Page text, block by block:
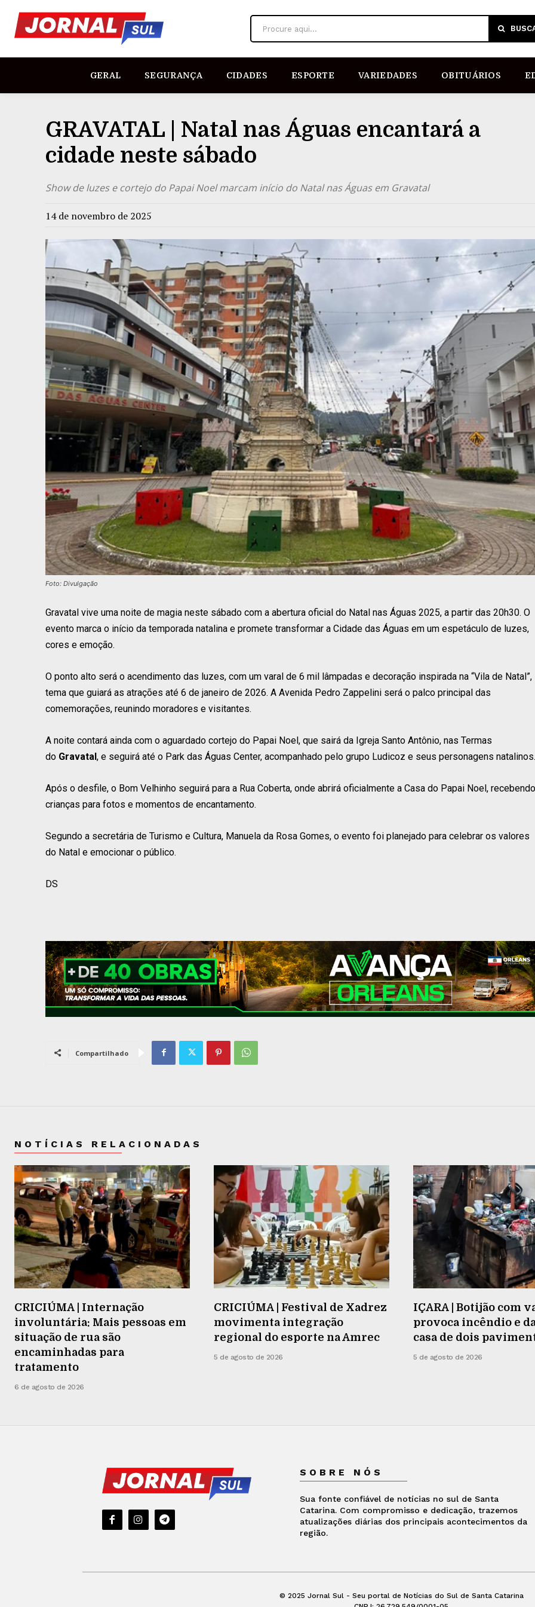
Procure aqui...
GERAL SEGURANÇA CIDADES ESPORTE VARIEDADES OBITUÁRIOS
GRAVATAL | Natal nas Águas encantará a
cidade neste sábado
Show de luzes e cortejo do Papai Noel marcam início do Natal nas Águas em Gravatal
14 de novembro de 2025
Foto: Divulgação
Gravatal vive uma noite de magia neste sábado com a abertura oficial do Natal nas Águas 2025, a partir das 20h30. O
evento marca o início da temporada natalina e promete transformar a Cidade das Águas em um espetáculo de luzes,
cores e emoção.
O ponto alto será o acendimento das luzes, com um varal de 6 mil lâmpadas e decoração inspirada na “Vila de Natal”,
tema que guiará as atrações até 6 de janeiro de 2026. A Avenida Pedro Zappelini será o palco principal das
comemorações, reunindo moradores e visitantes.
A noite contará ainda com o aguardado cortejo do Papai Noel, que sairá da Igreja Santo Antônio, nas Termas
do Gravatal , e seguirá até o Park das Águas Center, acompanhado pelo grupo Ludicoz e seus personagens natalinos.
Após o desfile, o Bom Velhinho seguirá para a Rua Coberta, onde abrirá oficialmente a Casa do Papai Noel, recebendo
crianças para fotos e momentos de encantamento.
Segundo a secretária de Turismo e Cultura, Manuela da Rosa Gomes, o evento foi planejado para celebrar os valores
do Natal e emocionar o público.
DS
Compartilhado
NOTÍCIAS RELACIONADAS
CRICIÚMA | Internação
involuntária: Mais pessoas em
situação de rua são
encaminhadas para
tratamento
6 de agosto de 2026
CRICIÚMA | Festival de Xadrez
movimenta integração
regional do esporte na Amrec
5 de agosto de 2026
IÇARA | Botijão com
provoca incêndio e
casa de dois
5 de agosto de 2026
SOBRE NÓS
Sua fonte confiável de notícias no sul de Santa
Catarina. Com compromisso e dedicação, trazemos
atualizações diárias dos principais acontecimentos da
região.
© 2025 Jornal Sul - Seu portal de Notícias do Sul de Santa Catarina